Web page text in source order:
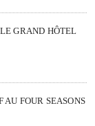
GRAND HÔTEL
FOUR SEASONS